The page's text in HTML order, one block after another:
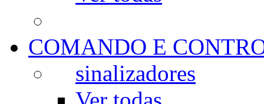
COMANDO E
sinalizadores